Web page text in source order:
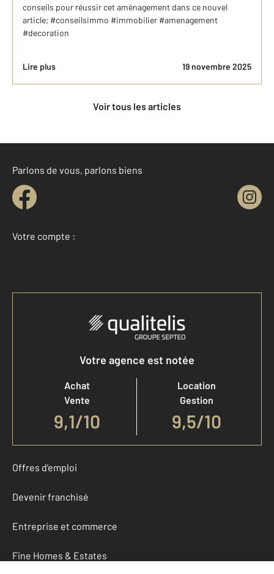
conseils pour réussir cet aménagement dans ce nouvel
article; #conseilsimmo #immobilier #amenagement
#decoration
Lire plus 19 novembre 2025
Voir tous les articles
Parlons de vous, parlons biens
Votre compte :
Accéder à mon compte
Votre agence est notée
Achat
Vente
9,1/10
Location
Gestion
9,5/10
Offres d'emploi
Devenir franchisé
Entreprise et commerce
Fine Homes & Estates